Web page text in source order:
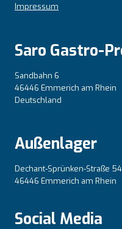
Impressum
Saro Gastro-
Sandbahn 6
46446 Emmerich am Rhein
Deutschland
Außenlager
Dechant-Sprünken-Straße 54
46446 Emmerich am Rhein
Social Media